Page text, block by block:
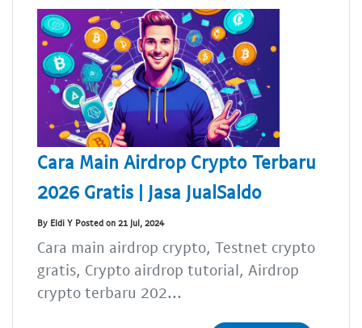
Cara Main Airdrop Crypto Terbaru
2026 Gratis | Jasa JualSaldo
By Eldi Y Posted on 21 Jul, 2024
Cara main airdrop crypto, Testnet crypto
gratis, Crypto airdrop tutorial, Airdrop
crypto terbaru 202...